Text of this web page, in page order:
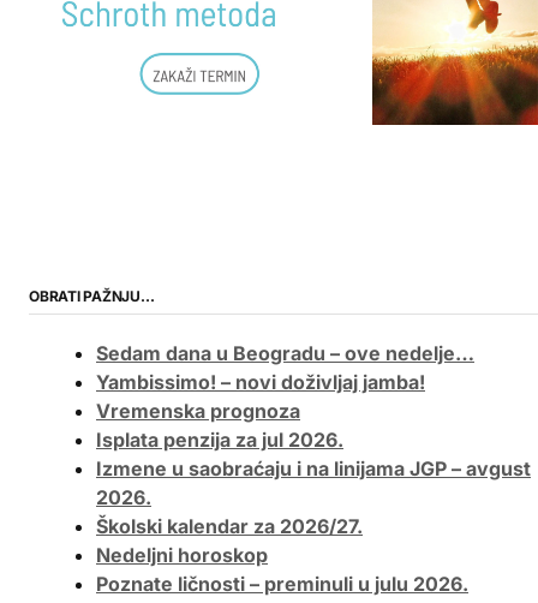
OBRATI PAŽNJU…
Sedam dana u Beogradu – ove nedelje…
Yambissimo! – novi doživljaj jamba!
Vremenska prognoza
Isplata penzija za jul 2026.
Izmene u saobraćaju i na linijama JGP – avgust
2026.
Školski kalendar za 2026/27.
Nedeljni horoskop
Poznate ličnosti – preminuli u julu 2026.